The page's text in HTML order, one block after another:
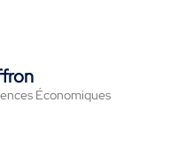
Économiques